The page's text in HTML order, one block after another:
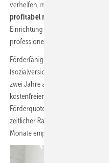
verhelfen, mit denen sie die
profitabel nutzen
Einrichtung betrieblicher „Lern-
professionelle Prozessberatung.
Förderfähig sind
(sozialversicherungspflichtig
zwei Jahre am Markt sind.
kostenfreien Erstberatung zur
Förderquote liegt bei 80 % und
zeitlicher Rahmen für den
Monate empfohlen.